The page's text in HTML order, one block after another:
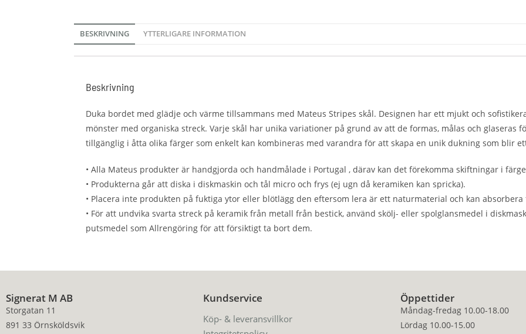
BESKRIVNING YTTERLIGARE INFORMATION
Beskrivning
Duka bordet med glädje och värme tillsammans med Mateus Stripes skål. Designen har ett mjukt och
mönster med organiska streck. Varje skål har unika variationer på grund av att de formas, målas och glaseras
tillgänglig i åtta olika färger som enkelt kan kombineras med varandra för att skapa en unik dukning som blir
• Alla Mateus produkter är handgjorda och handmålade i Portugal , därav kan det förekomma skiftningar i
• Produkterna går att diska i diskmaskin och tål micro och frys (ej ugn då keramiken kan spricka).
• Placera inte produkten på fuktiga ytor eller blötlägg den eftersom lera är ett naturmaterial och kan absorbera
• För att undvika svarta streck på keramik från metall från bestick, använd skölj- eller spolglansmedel i
putsmedel som Allrengöring för att försiktigt ta bort dem.
Signerat M AB
Storgatan 11
891 33 Örnsköldsvik
Kundservice
Köp- & leveransvillkor
Öppettider
Måndag-fredag 10.00-18.00
Lördag 10.00-15.00